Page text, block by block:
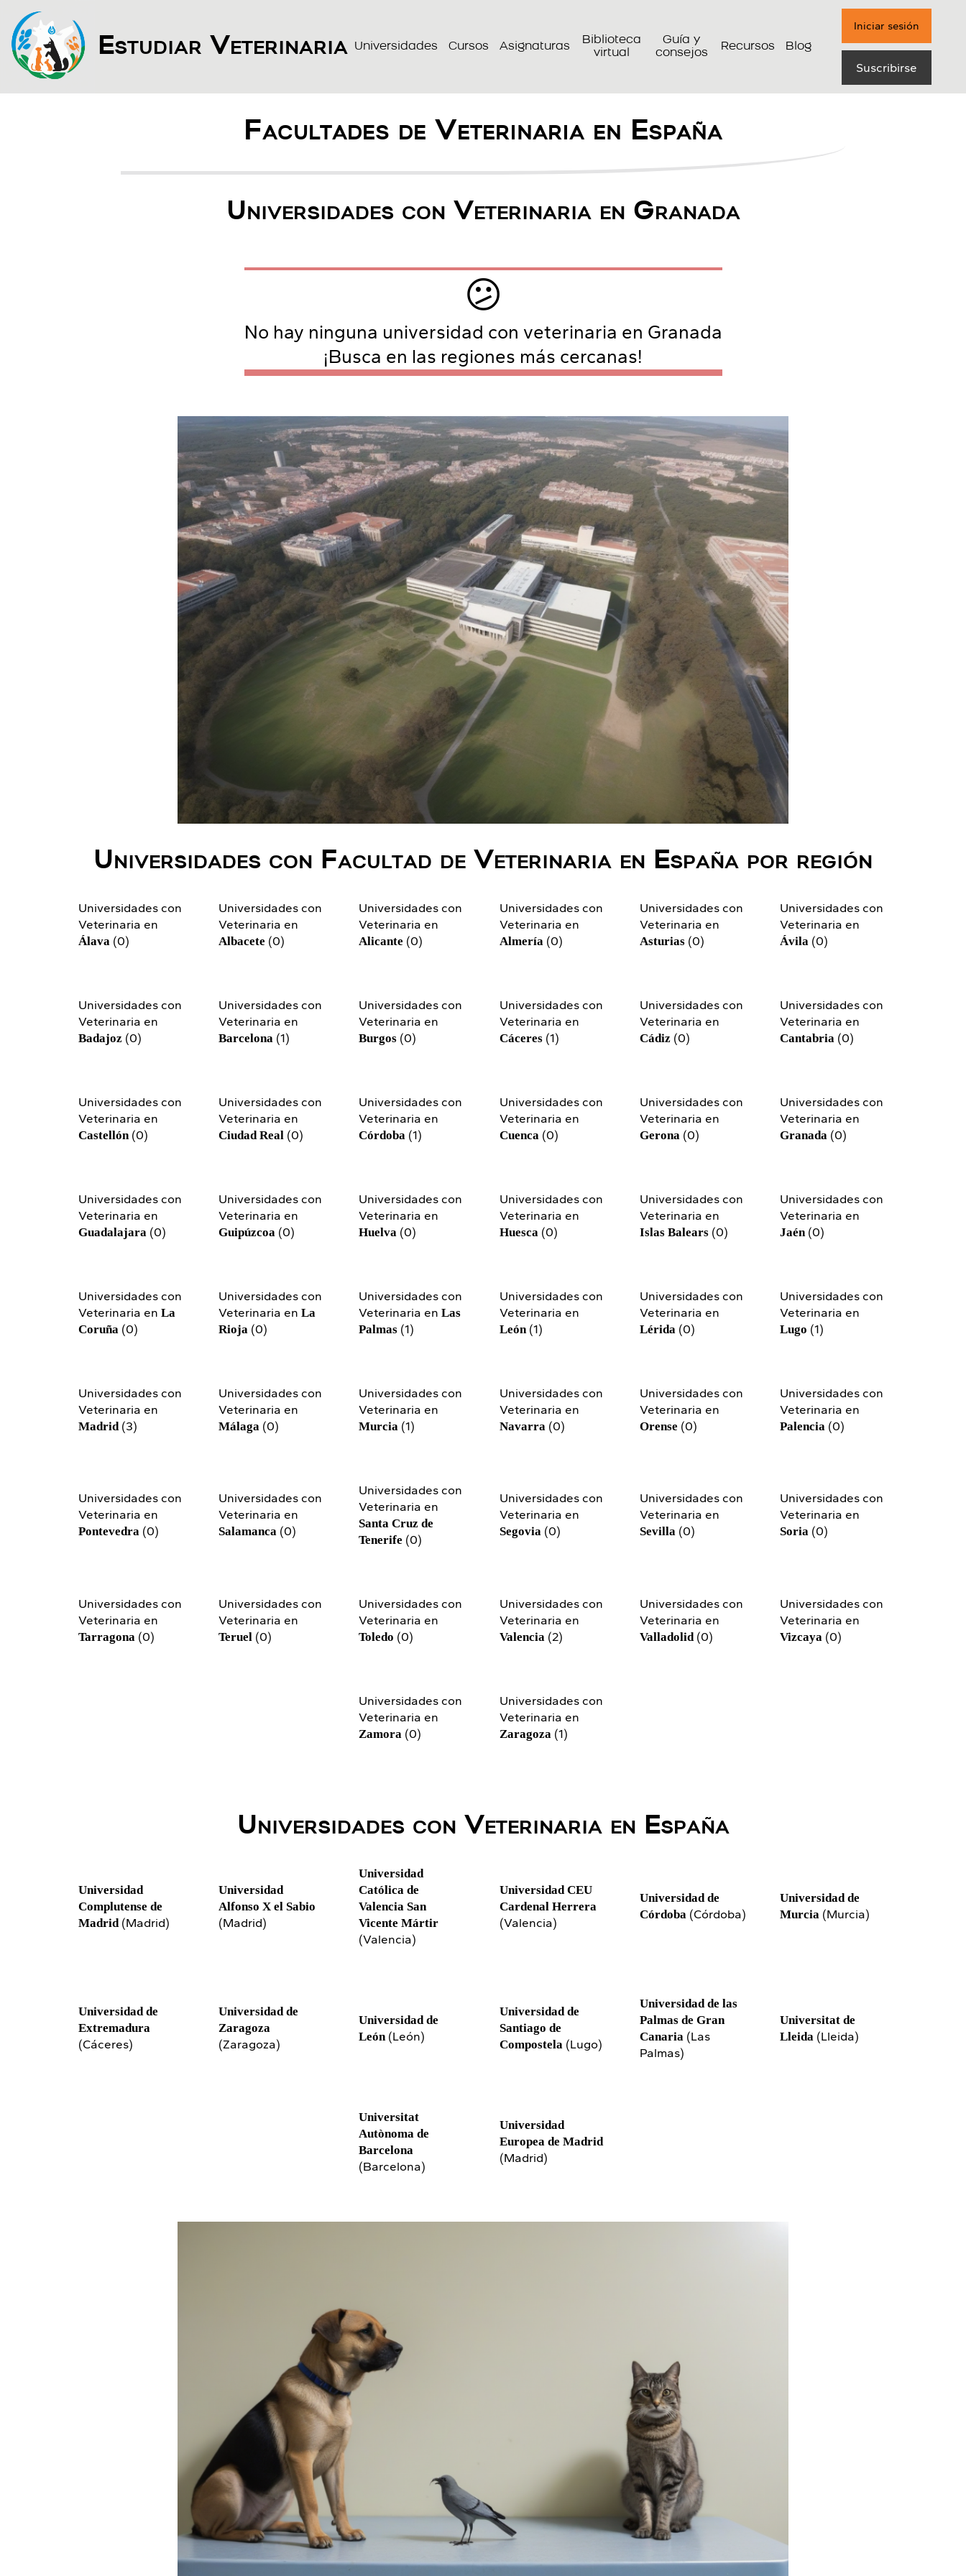
Estudiar Veterinaria Universidades Cursos Asignaturas
Biblioteca
virtual
Guía y
consejos
Recursos Blog
Iniciar sesión
Suscribirse
Facultades de Veterinaria en España
Universidades con Veterinaria en Granada
😕
No hay ninguna universidad con veterinaria en Granada
¡Busca en las regiones más cercanas!
Universidades con Facultad de Veterinaria en España por región
Universidades con
Veterinaria en
Álava (0)
Universidades con
Veterinaria en
Albacete (0)
Universidades con
Veterinaria en
Alicante (0)
Universidades con
Veterinaria en
Almería (0)
Universidades con
Veterinaria en
Asturias(0)
Universidades con
Veterinaria en
Ávila (0)
Universidades con
Veterinaria en
Badajoz (0)
Universidades con
Veterinaria en
Barcelona (1)
Universidades con
Veterinaria en
Burgos (0)
Universidades con
Veterinaria en
Cáceres(1)
Universidades con
Veterinaria en
Cádiz(0)
Universidades con
Veterinaria en
Cantabria (0)
Universidades con
Veterinaria en
Castellón (0)
Universidades con
Veterinaria en
Ciudad Real (0)
Universidades con
Veterinaria en
Córdoba (1)
Universidades con
Veterinaria en
Cuenca (0)
Universidades con
Veterinaria en
Gerona (0)
Universidades con
Veterinaria en
Granada (0)
Universidades con
Veterinaria en
Guadalajara (0)
Universidades con
Veterinaria en
Guipúzcoa (0)
Universidades con
Veterinaria en
Huelva (0)
Universidades con
Veterinaria en
Huesca (0)
Universidades con
Veterinaria en
Islas Balears(0)
Universidades con
Veterinaria en
Jaén(0)
Universidades con
Veterinaria enLa
Coruña (0)
Universidades con
Veterinaria enLa
Rioja (0)
Universidades con
Veterinaria enLas
Palmas (1)
Universidades con
Veterinaria en
León(1)
Universidades con
Veterinaria en
Lérida (0)
Universidades con
Veterinaria en
Lugo (1)
Universidades con
Veterinaria en
Madrid (3)
Universidades con
Veterinaria en
Málaga (0)
Universidades con
Veterinaria en
Murcia (1)
Universidades con
Veterinaria en
Navarra (0)
Universidades con
Veterinaria en
Orense (0)
Universidades con
Veterinaria en
Palencia (0)
Universidades con
Veterinaria en
Pontevedra (0)
Universidades con
Veterinaria en
Salamanca (0)
Universidades con
Veterinaria en
Santa Cruz de
Tenerife (0)
Universidades con
Veterinaria en
Segovia(0)
Universidades con
Veterinaria en
Sevilla(0)
Universidades con
Veterinaria en
Soria(0)
Universidades con
Veterinaria en
Tarragona (0)
Universidades con
Veterinaria en
Teruel (0)
Universidades con
Veterinaria en
Toledo (0)
Universidades con
Veterinaria en
Valencia (2)
Universidades con
Veterinaria en
Valladolid(0)
Universidades con
Veterinaria en
Vizcaya (0)
Universidades con
Veterinaria en
Zamora (0)
Universidades con
Veterinaria en
Zaragoza (1)
Universidades con Veterinaria en España
Universidad
Complutense de
Madrid (Madrid)
Universidad
Alfonso X el Sabio
(Madrid)
Universidad
Católica de
Valencia San
Vicente Mártir
(Valencia)
Universidad CEU
Cardenal Herrera
(Valencia)
Universidad de
Córdoba(Córdoba)
Universidad de
Murcia(Murcia)
Universidad de
Extremadura
(Cáceres)
Universidad de
Zaragoza
(Zaragoza)
Universidad de
León (León)
Universidad de
Santiago de
Compostela(Lugo)
Universidad de las
Palmas de Gran
Canaria (Las
Palmas)
Universitat de
Lleida (Lleida)
Universitat
Autònoma de
Barcelona
(Barcelona)
Universidad
Europea de Madrid
(Madrid)